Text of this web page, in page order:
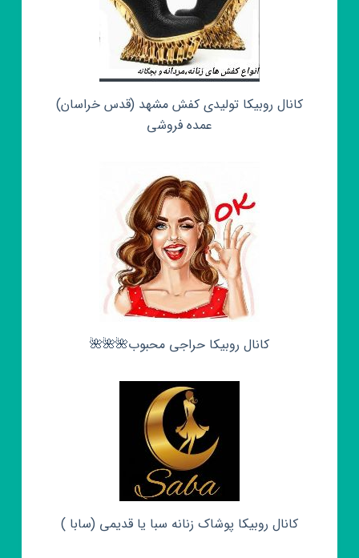
کانال روبیکا تولیدی کفش مشهد (قدس خراسان)
عمده فروشی
کانال روبیکا حراجی محبوب🌺🌺🌺
کانال روبیکا پوشاک زنانه سبا یا قدیمی (سابا )